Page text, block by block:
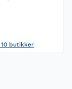
10 butikker